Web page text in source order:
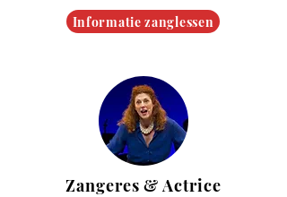
Informatie zanglessen
Zangeres & Actrice